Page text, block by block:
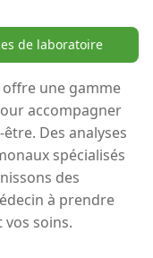
de laboratoire
une gamme
accompagner
Des analyses
spécialisés
des
à prendre
vos soins.